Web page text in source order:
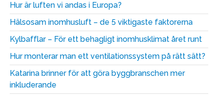
Hur är luften vi andas i Europa?
Hälsosam inomhusluft – de 5 viktigaste faktorerna
Kylbafflar – För ett behagligt inomhusklimat året runt
Hur monterar man ett ventilationssystem på rätt sätt?
Katarina brinner för att göra byggbranschen mer
inkluderande